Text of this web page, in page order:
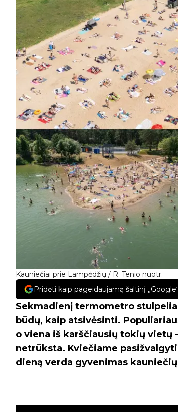
Kauniečiai prie Lampėdžių / R. Tenio nuotr.
Pridėti kaip pageidaujamą šaltinį
Sekmadienį termometro
būdų, kaip atsivėsinti.
o viena iš karščiausių tokių vietų
netrūksta. Kviečiame
dieną verda gyvenimas